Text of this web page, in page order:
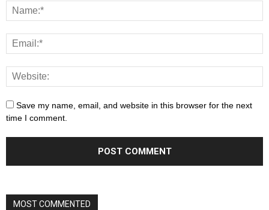
Save my name, email, and website in this browser for the next
time I comment.
MOST COMMENTED